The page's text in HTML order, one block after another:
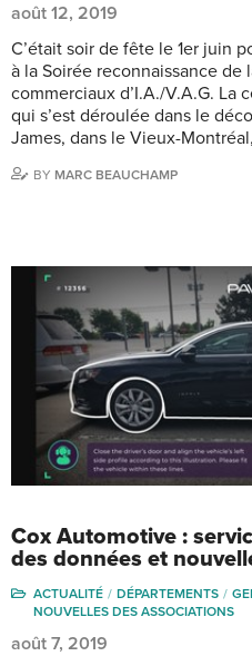
août 12, 2019
C’était soir de fête le 1er juin
à la Soirée reconnaissance de
commerciaux d’I.A./V.A.G. La
qui s’est déroulée dans le
James, dans le Vieux-
BY MARC BEAUCHAMP
Cox Automotive :
des données et
ACTUALITÉ DÉPARTEMENTS
NOUVELLES DES ASSOCIATIONS
août 7, 2019